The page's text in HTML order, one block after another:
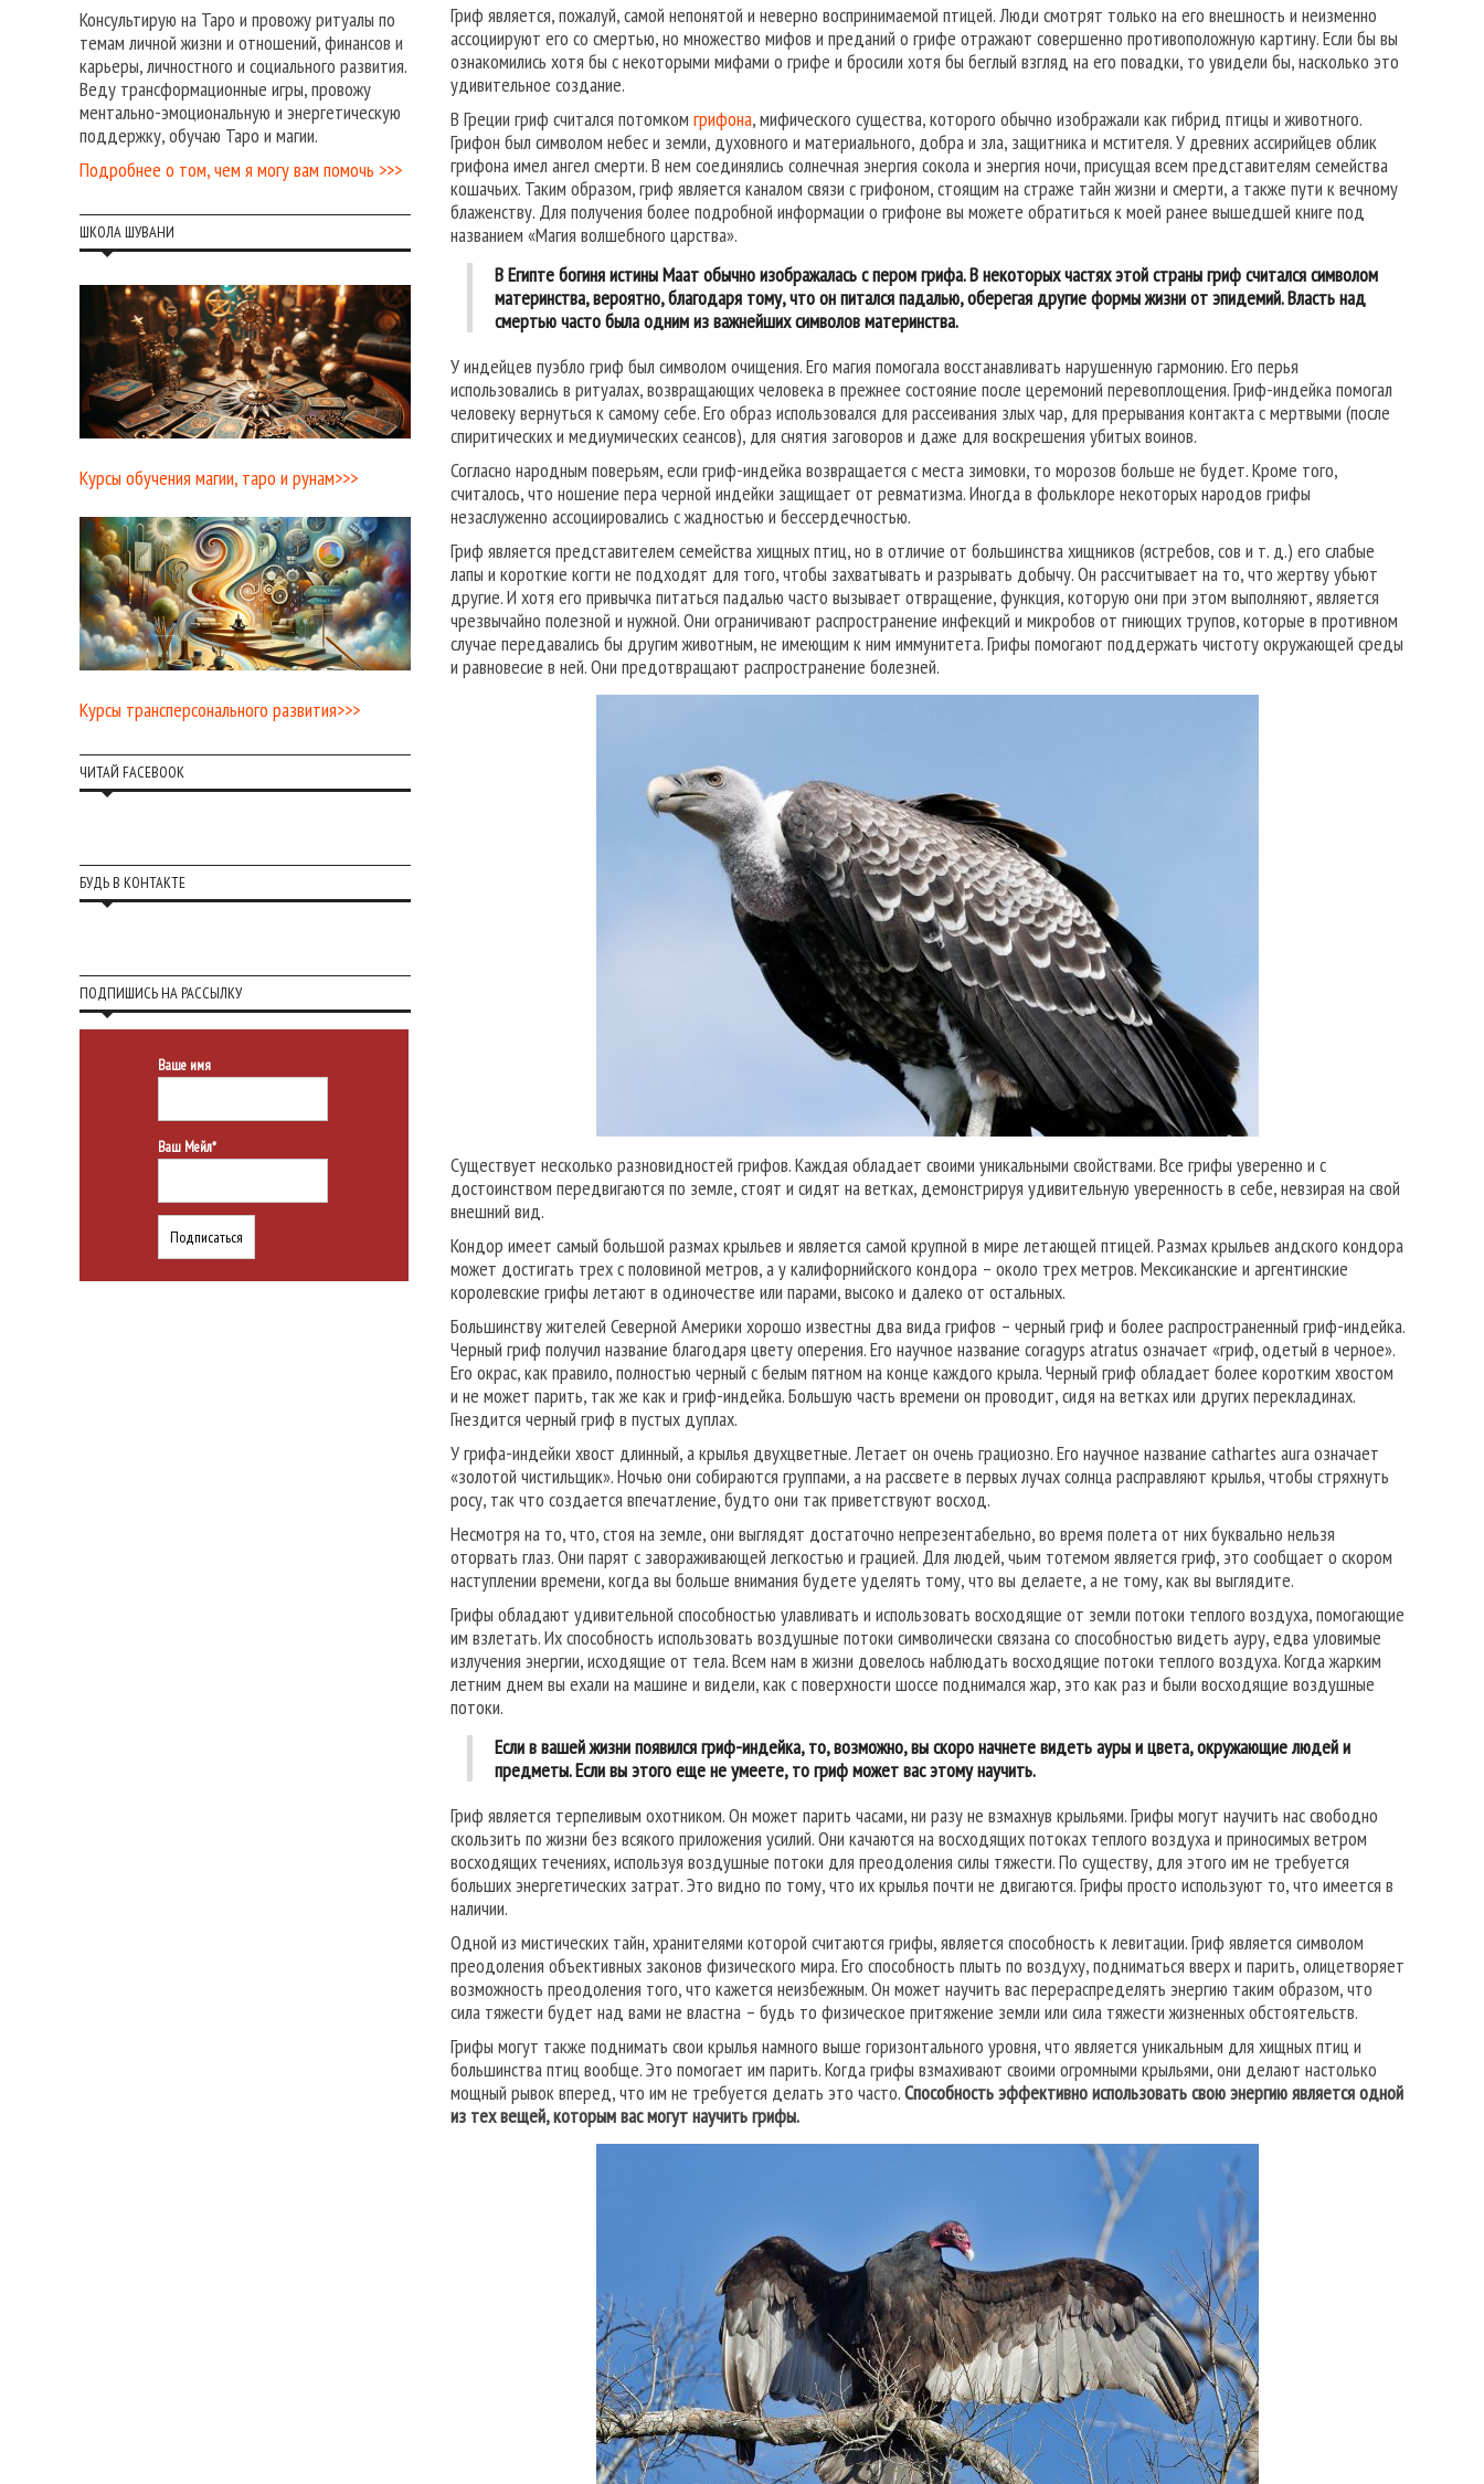
Гриф является, пожалуй, самой непонятой и неверно воспринимаемой птицей. Люди смотрят только на его внешность и неизменно
ассоциируют его со смертью, но множество мифов и преданий о грифе отражают совершенно противоположную картину. Если бы вы
ознакомились хотя бы с некоторыми мифами о грифе и бросили хотя бы беглый взгляд на его повадки, то увидели бы, насколько это
удивительное создание.
В Греции гриф считался потомком грифона, мифического существа, которого обычно изображали как гибрид птицы и животного.
Грифон был символом небес и земли, духовного и материального, добра и зла, защитника и мстителя. У древних ассирийцев облик
грифона имел ангел смерти. В нем соединялись солнечная энергия сокола и энергия ночи, присущая всем представителям семейства
кошачьих. Таким образом, гриф является каналом связи с грифоном, стоящим на страже тайн жизни и смерти, а также пути к вечному
блаженству. Для получения более подробной информации о грифоне вы можете обратиться к моей ранее вышедшей книге под
названием «Магия волшебного царства».
В Египте богиня истины Маат обычно изображалась с пером грифа. В некоторых частях этой страны гриф считался символом
материнства, вероятно, благодаря тому, что он питался падалью, оберегая другие формы жизни от эпидемий. Власть над
смертью часто была одним из важнейших символов материнства.
У индейцев пуэбло гриф был символом очищения. Его магия помогала восстанавливать нарушенную гармонию. Его перья
использовались в ритуалах, возвращающих человека в прежнее состояние после церемоний перевоплощения. Гриф-индейка помогал
человеку вернуться к самому себе. Его образ использовался для рассеивания злых чар, для прерывания контакта с мертвыми (после
спиритических и медиумических сеансов), для снятия заговоров и даже для воскрешения убитых воинов.
Согласно народным поверьям, если гриф-индейка возвращается с места зимовки, то морозов больше не будет. Кроме того,
считалось, что ношение пера черной индейки защищает от ревматизма. Иногда в фольклоре некоторых народов грифы
незаслуженно ассоциировались с жадностью и бессердечностью.
Гриф является представителем семейства хищных птиц, но в отличие от большинства хищников (ястребов, сов и т. д.) его слабые
лапы и короткие когти не подходят для того, чтобы захватывать и разрывать добычу. Он рассчитывает на то, что жертву убьют
другие. И хотя его привычка питаться падалью часто вызывает отвращение, функция, которую они при этом выполняют, является
чрезвычайно полезной и нужной. Они ограничивают распространение инфекций и микробов от гниющих трупов, которые в противном
случае передавались бы другим животным, не имеющим к ним иммунитета. Грифы помогают поддержать чистоту окружающей среды
и равновесие в ней. Они предотвращают распространение болезней.
Существует несколько разновидностей грифов. Каждая обладает своими уникальными свойствами. Все грифы уверенно и с
достоинством передвигаются по земле, стоят и сидят на ветках, демонстрируя удивительную уверенность в себе, невзирая на свой
внешний вид.
Кондор имеет самый большой размах крыльев и является самой крупной в мире летающей птицей. Размах крыльев андского кондора
может достигать трех с половиной метров, а у калифорнийского кондора – около трех метров. Мексиканские и аргентинские
королевские грифы летают в одиночестве или парами, высоко и далеко от остальных.
Большинству жителей Северной Америки хорошо известны два вида грифов – черный гриф и более распространенный гриф-индейка.
Черный гриф получил название благодаря цвету оперения. Его научное название coragyps atratus означает «гриф, одетый в черное».
Его окрас, как правило, полностью черный с белым пятном на конце каждого крыла. Черный гриф обладает более коротким хвостом
и не может парить, так же как и гриф-индейка. Большую часть времени он проводит, сидя на ветках или других перекладинах.
Гнездится черный гриф в пустых дуплах.
У грифа-индейки хвост длинный, а крылья двухцветные. Летает он очень грациозно. Его научное название cathartes aura означает
«золотой чистильщик». Ночью они собираются группами, а на рассвете в первых лучах солнца расправляют крылья, чтобы стряхнуть
росу, так что создается впечатление, будто они так приветствуют восход.
Несмотря на то, что, стоя на земле, они выглядят достаточно непрезентабельно, во время полета от них буквально нельзя
оторвать глаз. Они парят с завораживающей легкостью и грацией. Для людей, чьим тотемом является гриф, это сообщает о скором
наступлении времени, когда вы больше внимания будете уделять тому, что вы делаете, а не тому, как вы выглядите.
Грифы обладают удивительной способностью улавливать и использовать восходящие от земли потоки теплого воздуха, помогающие
им взлетать. Их способность использовать воздушные потоки символически связана со способностью видеть ауру, едва уловимые
излучения энергии, исходящие от тела. Всем нам в жизни довелось наблюдать восходящие потоки теплого воздуха. Когда жарким
летним днем вы ехали на машине и видели, как с поверхности шоссе поднимался жар, это как раз и были восходящие воздушные
потоки.
Если в вашей жизни появился гриф-индейка, то, возможно, вы скоро начнете видеть ауры и цвета, окружающие людей и
предметы. Если вы этого еще не умеете, то гриф может вас этому научить.
Гриф является терпеливым охотником. Он может парить часами, ни разу не взмахнув крыльями. Грифы могут научить нас свободно
скользить по жизни без всякого приложения усилий. Они качаются на восходящих потоках теплого воздуха и приносимых ветром
восходящих течениях, используя воздушные потоки для преодоления силы тяжести. По существу, для этого им не требуется
больших энергетических затрат. Это видно по тому, что их крылья почти не двигаются. Грифы просто используют то, что имеется в
наличии.
Одной из мистических тайн, хранителями которой считаются грифы, является способность к левитации. Гриф является символом
преодоления объективных законов физического мира. Его способность плыть по воздуху, подниматься вверх и парить, олицетворяет
возможность преодоления того, что кажется неизбежным. Он может научить вас перераспределять энергию таким образом, что
сила тяжести будет над вами не властна – будь то физическое притяжение земли или сила тяжести жизненных обстоятельств.
Грифы могут также поднимать свои крылья намного выше горизонтального уровня, что является уникальным для хищных птиц и
большинства птиц вообще. Это помогает им парить. Когда грифы взмахивают своими огромными крыльями, они делают настолько
мощный рывок вперед, что им не требуется делать это часто.Способность эффективно использовать свою энергию является одной
из тех вещей, которым вас могут научить грифы.
Консультирую на Таро и провожу ритуалы по
темам личной жизни и отношений, финансов и
карьеры, личностного и социального развития.
Веду трансформационные игры, провожу
ментально-эмоциональную и энергетическую
поддержку, обучаю Таро и магии.
Подробнее о том, чем я могу вам помочь >>>
ШКОЛА ШУВАНИ
Курсы обучения магии, таро и рунам>>>
Курсы трансперсонального развития>>>
ЧИТАЙ FACEBOOK
БУДЬ В КОНТАКТЕ
ПОДПИШИСЬ НА РАССЫЛКУ
Ваше имя
Ваш Мейл*